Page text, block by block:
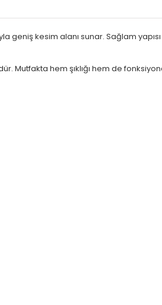
geniş kesim alanı sunar. Sağlam
Mutfakta hem şıklığı hem de